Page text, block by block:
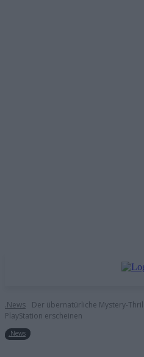
.News
Der übernatürliche Mystery-
PlayStation erscheinen
.News